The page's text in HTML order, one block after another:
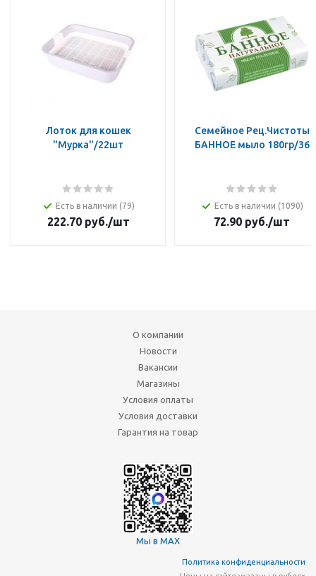
Лоток для кошек
"Мурка"/22шт
Есть в наличии (79)
222.70руб./шт
Семейное Рец.Чистоты
БАННОЕ мыло 180гр/36
Есть в наличии (1090)
72.90 руб./шт
О компании
Новости
Вакансии
Магазины
Условия оплаты
Условия доставки
Гарантия на товар
Мы в MAX
Политика конфиденциальности